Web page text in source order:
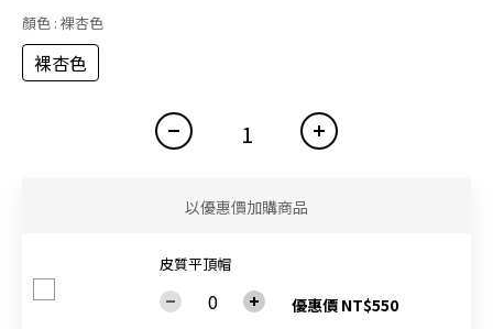
顏色 : 裸杏色
裸杏色
以優惠價加購商品
皮質平頂帽
優惠價 NT$550